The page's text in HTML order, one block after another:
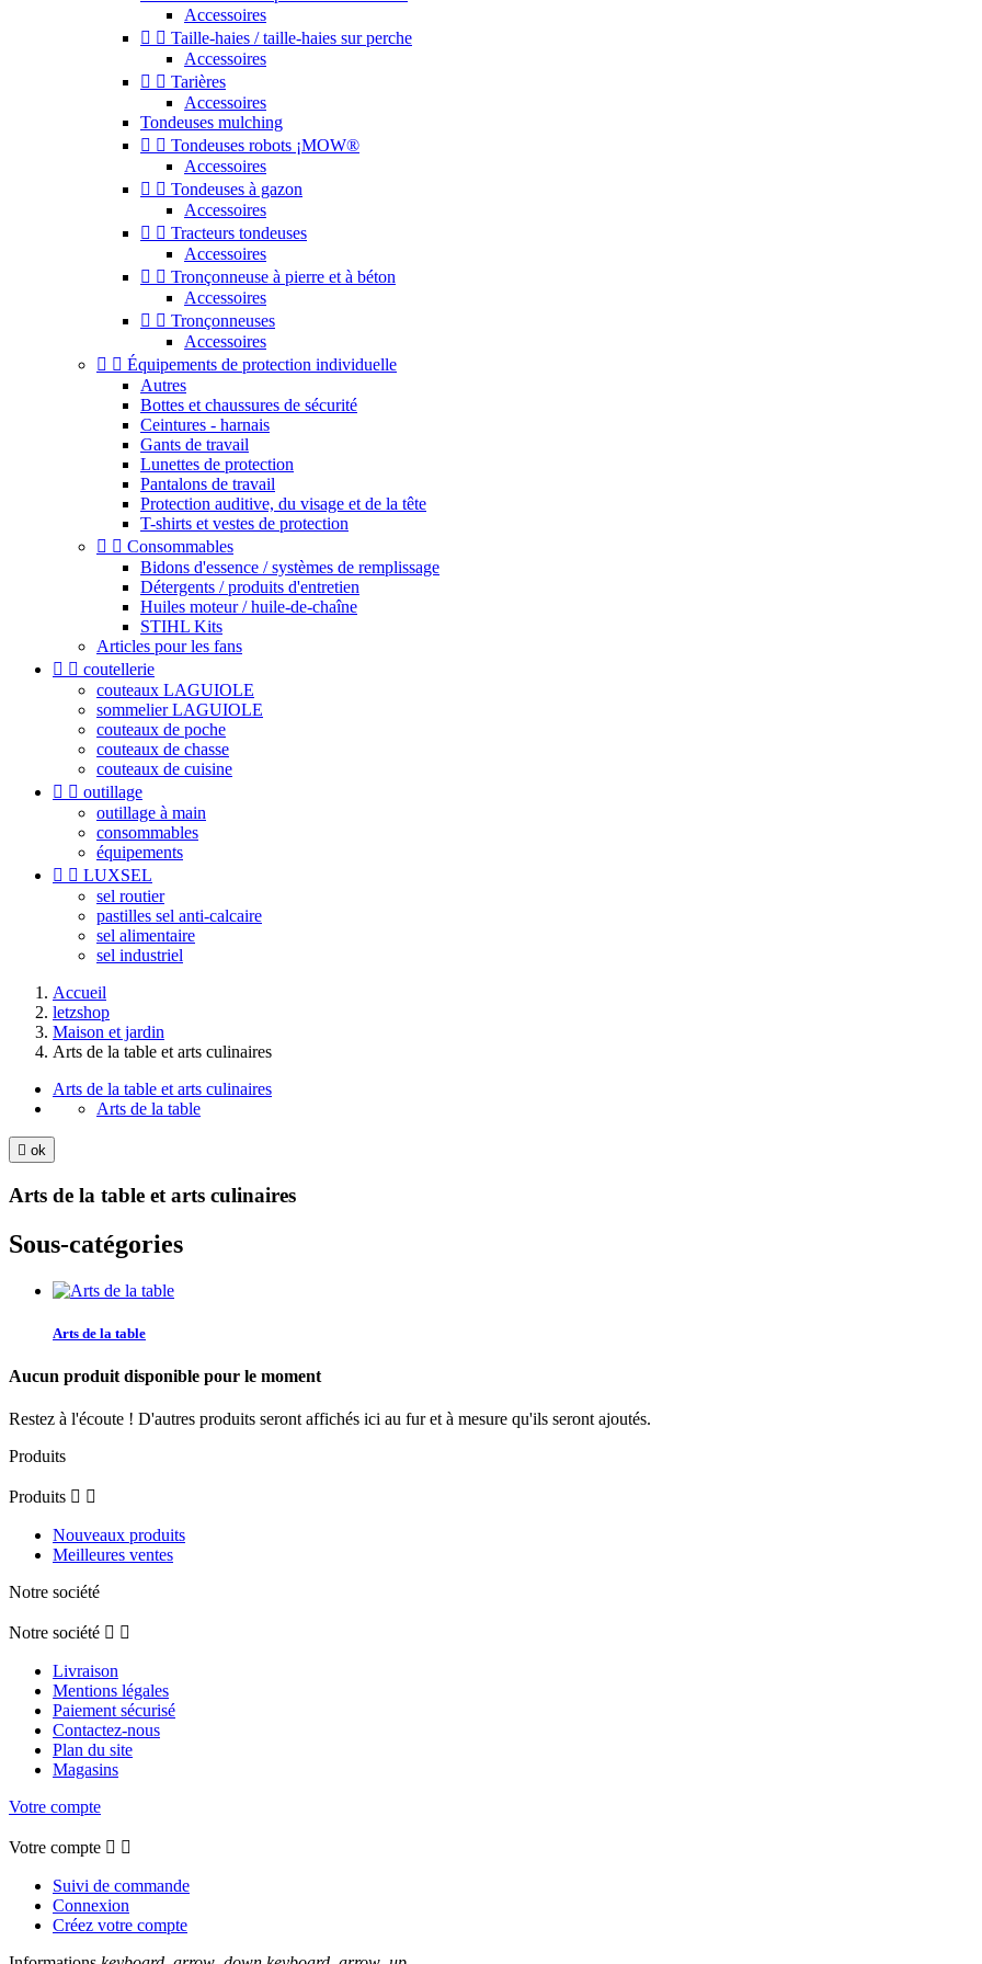
Accessoires
  Taille-haies / taille-haies sur perche
Accessoires
  Tarières
Accessoires
Tondeuses mulching
  Tondeuses robots ¡MOW®
Accessoires
  Tondeuses à gazon
Accessoires
  Tracteurs tondeuses
Accessoires
  Tronçonneuse à pierre et à béton
Accessoires
  Tronçonneuses
Accessoires
  Équipements de protection individuelle
Autres
Bottes et chaussures de sécurité
Ceintures - harnais
Gants de travail
Lunettes de protection
Pantalons de travail
Protection auditive, du visage et de la tête
T-shirts et vestes de protection
  Consommables
Bidons d'essence / systèmes de remplissage
Détergents / produits d'entretien
Huiles moteur / huile-de-chaîne
STIHL Kits
Articles pour les fans
  coutellerie
couteaux LAGUIOLE
sommelier LAGUIOLE
couteaux de poche
couteaux de chasse
couteaux de cuisine
  outillage
outillage à main
consommables
équipements
  LUXSEL
sel routier
pastilles sel anti-calcaire
sel alimentaire
sel industriel
Accueil
letzshop
Maison et jardin
Arts de la table et arts culinaires
Arts de la table et arts culinaires
Arts de la table
 ok
Arts de la table et arts culinaires
Sous-catégories
Arts de la table
Aucun produit disponible pour le moment
Restez à l'écoute ! D'autres produits seront affichés ici au fur et à mesure qu'ils seront ajoutés.
Produits
Produits  
Nouveaux produits
Meilleures ventes
Notre société
Notre société  
Livraison
Mentions légales
Paiement sécurisé
Contactez-nous
Plan du site
Magasins
Votre compte
Votre compte  
Suivi de commande
Connexion
Créez votre compte